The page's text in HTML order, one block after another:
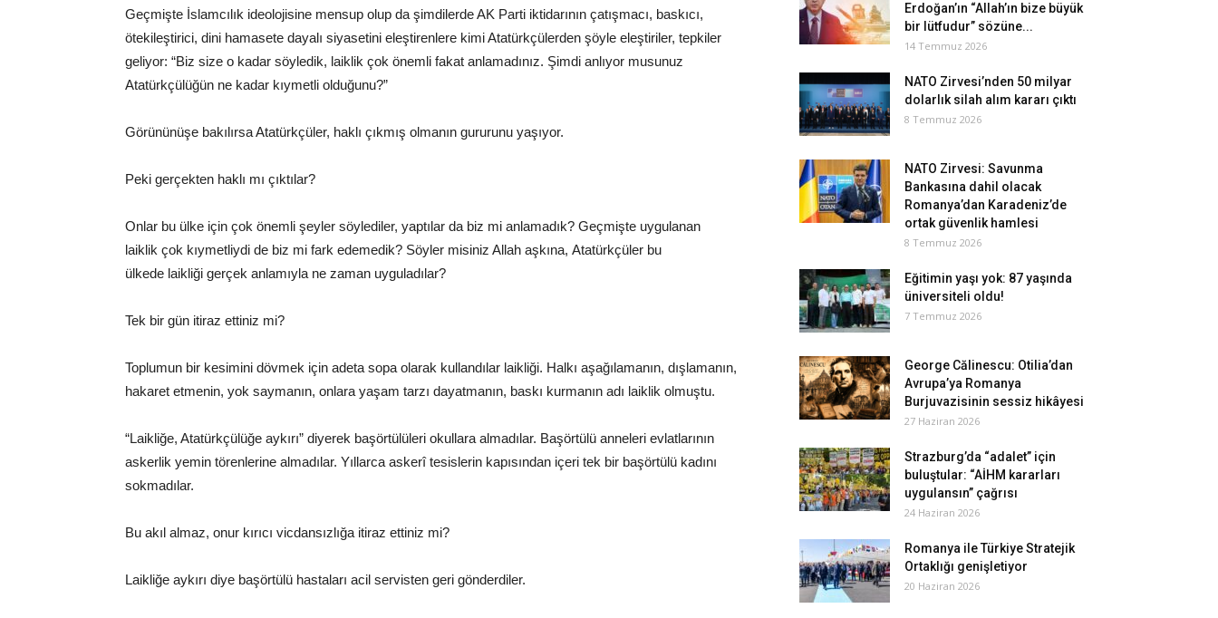
Geçmişte İslamcılık ideolojisine mensup olup da şimdilerde AK Parti iktidarının çatışmacı, baskıcı,
ötekileştirici, dini hamasete dayalı siyasetini eleştirenlere kimi Atatürkçülerden şöyle eleştiriler, tepkiler
geliyor: “Biz size o kadar söyledik, laiklik çok önemli fakat anlamadınız. Şimdi anlıyor musunuz
Atatürkçülüğün ne kadar kıymetli olduğunu?”
Görününüşe bakılırsa Atatürkçüler, haklı çıkmış olmanın gururunu yaşıyor.
Peki gerçekten haklı mı çıktılar?
Onlar bu ülke için çok önemli şeyler söylediler, yaptılar da biz mi anlamadık? Geçmişte uygulanan
laiklik çok kıymetliydi de biz mi fark edemedik? Söyler misiniz Allah aşkına, Atatürkçüler bu
ülkede laikliği gerçek anlamıyla ne zaman uyguladılar?
Tek bir gün itiraz ettiniz mi?
Toplumun bir kesimini dövmek için adeta sopa olarak kullandılar laikliği. Halkı aşağılamanın, dışlamanın,
hakaret etmenin, yok saymanın, onlara yaşam tarzı dayatmanın, baskı kurmanın adı laiklik olmuştu.
“Laikliğe, Atatürkçülüğe aykırı” diyerek başörtülüleri okullara almadılar. Başörtülü anneleri evlatlarının
askerlik yemin törenlerine almadılar. Yıllarca askerî tesislerin kapısından içeri tek bir başörtülü kadını
sokmadılar.
Bu akıl almaz, onur kırıcı vicdansızlığa itiraz ettiniz mi?
Laikliğe aykırı diye başörtülü hastaları acil servisten geri gönderdiler.
Erdoğan’ın “Allah’ın bize büyük
bir lütfudur” sözüne...
14 Temmuz 2026
NATO Zirvesi’nden 50 milyar
dolarlık silah alım kararı çıktı
8 Temmuz 2026
NATO Zirvesi: Savunma
Bankasına dahil olacak
Romanya’dan Karadeniz’de
ortak güvenlik hamlesi
8 Temmuz 2026
Eğitimin yaşı yok: 87 yaşında
üniversiteli oldu!
7 Temmuz 2026
George Călinescu: Otilia’dan
Avrupa’ya Romanya
Burjuvazisinin sessiz hikâyesi
27 Haziran 2026
Strazburg’da “adalet” için
buluştular: “AİHM kararları
uygulansın” çağrısı
24 Haziran 2026
Romanya ile Türkiye Stratejik
Ortaklığı genişletiyor
20 Haziran 2026